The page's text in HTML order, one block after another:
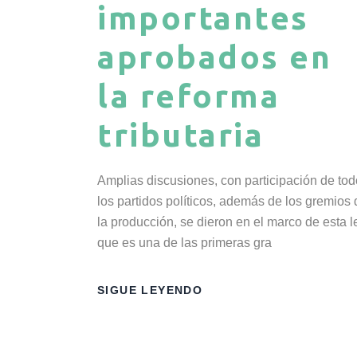
importantes
aprobados en
la reforma
tributaria
Amplias discusiones, con participación de
los partidos políticos, además de los gremios
la producción, se dieron en el marco de esta
que es una de las primeras gra
SIGUE LEYENDO